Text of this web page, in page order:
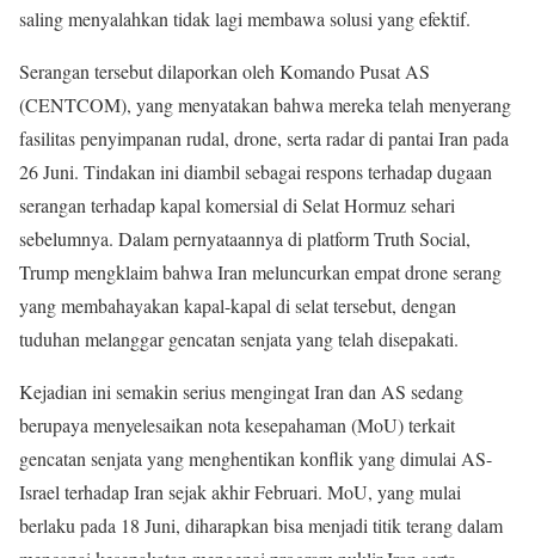
saling menyalahkan tidak lagi membawa solusi yang efektif.
Serangan tersebut dilaporkan oleh Komando Pusat AS
(CENTCOM), yang menyatakan bahwa mereka telah menyerang
fasilitas penyimpanan rudal, drone, serta radar di pantai Iran pada
26 Juni. Tindakan ini diambil sebagai respons terhadap dugaan
serangan terhadap kapal komersial di Selat Hormuz sehari
sebelumnya. Dalam pernyataannya di platform Truth Social,
Trump mengklaim bahwa Iran meluncurkan empat drone serang
yang membahayakan kapal-kapal di selat tersebut, dengan
tuduhan melanggar gencatan senjata yang telah disepakati.
Kejadian ini semakin serius mengingat Iran dan AS sedang
berupaya menyelesaikan nota kesepahaman (MoU) terkait
gencatan senjata yang menghentikan konflik yang dimulai AS-
Israel terhadap Iran sejak akhir Februari. MoU, yang mulai
berlaku pada 18 Juni, diharapkan bisa menjadi titik terang dalam